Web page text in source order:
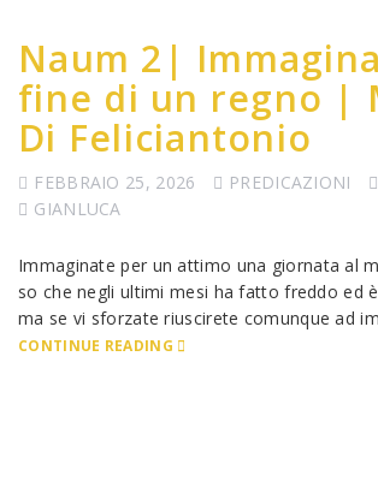
Naum 2|
fine di un regno |
Di Feliciantonio
FEBBRAIO 25, 2026 PREDICAZIONI
GIANLUCA
Immaginate per un attimo una giornata al
so che negli ultimi mesi ha fatto freddo ed
ma se vi sforzate riuscirete comunque ad
CONTINUE READING